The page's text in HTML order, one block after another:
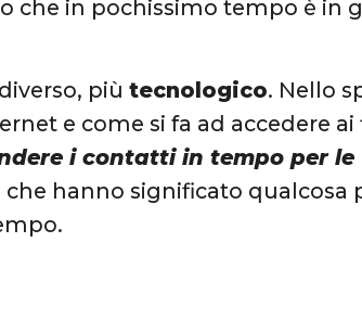
che in pochissimo tempo è in
piùtecnologico. Nello
e come si fa ad accedere ai
i contatti in tempo per le
hanno significato qualcosa